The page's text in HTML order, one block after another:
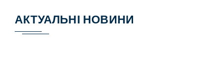
АКТУАЛЬНІ НОВИНИ